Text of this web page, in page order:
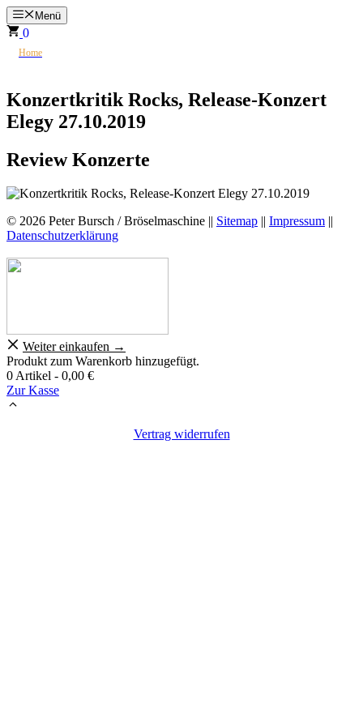
Zum
Inhalt
springen
Menü
0
Home
Konzertkritik Rocks, Release-Konzert
Elegy 27.10.2019
Review Konzerte
© 2026 Peter Bursch / Bröselmaschine || Sitemap || Impressum ||
Datenschutzerklärung
Weiter einkaufen →
Produkt zum Warenkorb hinzugefügt.
0 Artikel - 0,00 €
Zur Kasse
Vertrag widerrufen